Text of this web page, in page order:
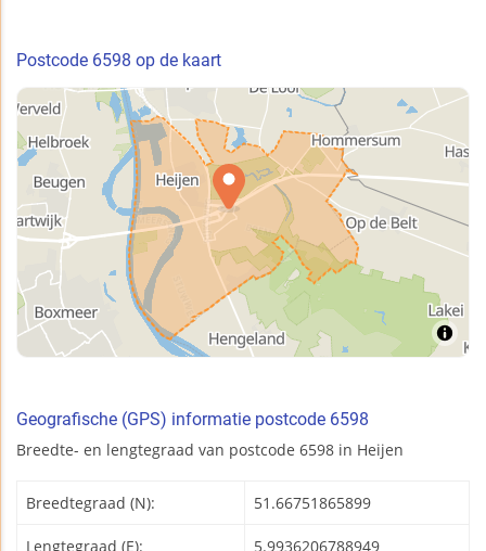
Postcode 6598 op de kaart
Geografische (GPS) informatie postcode 6598
Breedte- en lengtegraad van postcode 6598 in Heijen
Breedtegraad (N): 51.66751865899
Lengtegraad (E): 5.9936206788949